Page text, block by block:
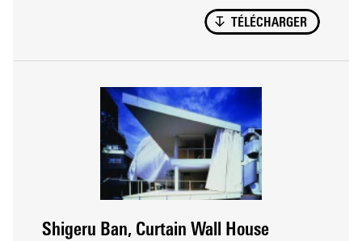
TÉLÉCHARGER
Shigeru Ban, Curtain Wall House